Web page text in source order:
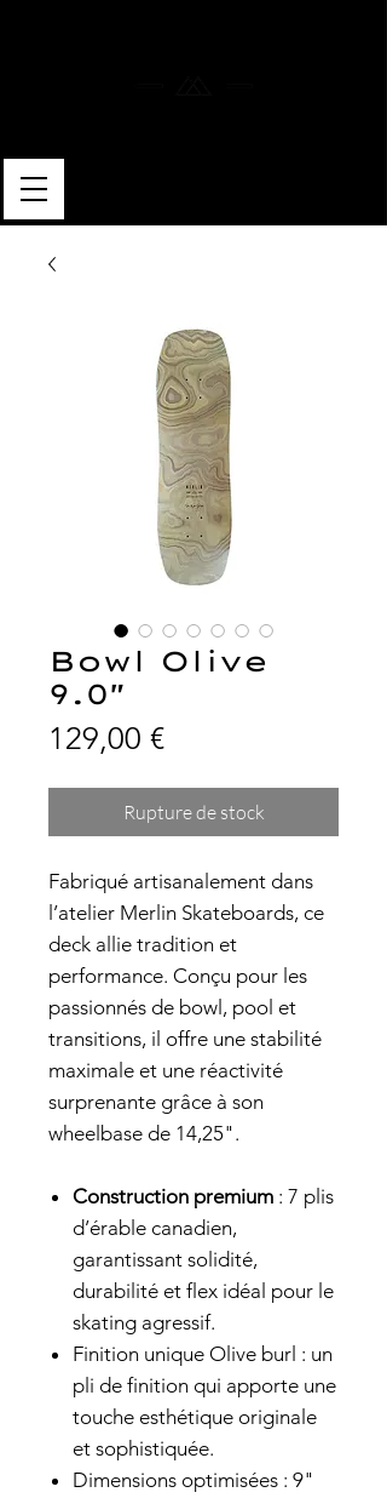
Bowl Olive
9.0"
129,00 €Prix
Rupture de stock
Fabriqué artisanalement dans
l’atelier Merlin Skateboards, ce
deck allie tradition et
performance. Conçu pour les
passionnés de bowl, pool et
transitions, il offre une stabilité
maximale et une réactivité
surprenante grâce à son
wheelbase de 14,25".
Construction premium : 7 plis
d’érable canadien,
garantissant solidité,
durabilité et flex idéal pour le
skating agressif.
Finition unique Olive burl : un
pli de finition qui apporte une
touche esthétique originale
et sophistiquée.
Dimensions optimisées : 9"